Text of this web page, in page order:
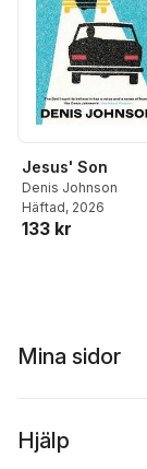
Jesus' Son
Denis Johnson
Häftad, 2026
133 kr
Mina sidor
Hjälp